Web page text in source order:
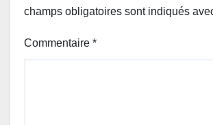
champs obligatoires sont indiqués
Commentaire *